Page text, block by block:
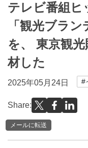
テレビ番組ヒ
「観光ブラ
を、 東京観
材した
2025年05月24日 #
Share:
メールに転送